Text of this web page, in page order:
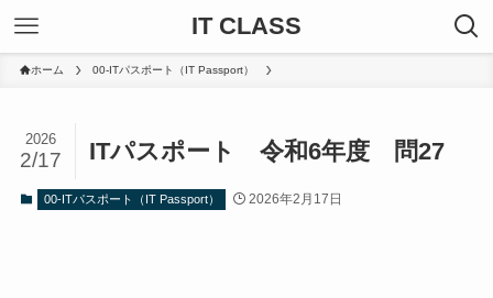
IT CLASS
ホーム 00-ITパスポート（IT Passport）
ITパスポート 令和6年度 問27
2026
2/17
00-ITパスポート（IT Passport） 2026年2月17日